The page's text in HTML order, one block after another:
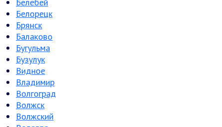
Белорецк
Брянск
Балаково
Бугульма
Бузулук
Видное
Владимир
Волгоград
Волжск
Волжский